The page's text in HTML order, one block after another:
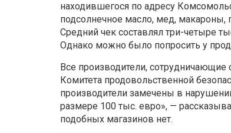
находившегося по адресу
подсолнечное масло, мед, макароны,
Средний чек составлял три-четыре
Однако можно было попросить у
Все производители,
Комитета продовольственной
производители замечены в
размере 100 тыс. евро», —
подобных магазинов нет.